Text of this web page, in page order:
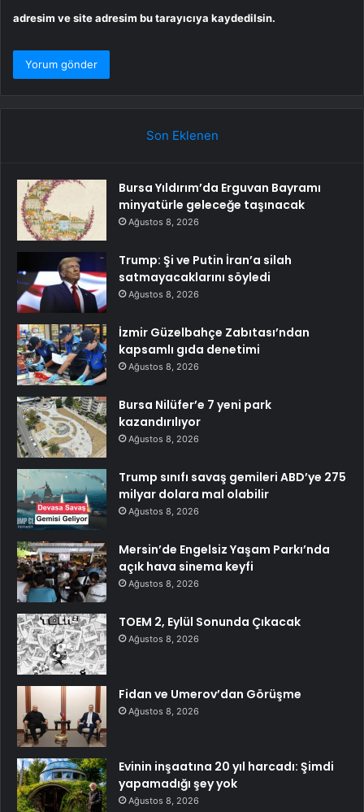
adresim ve site adresim bu tarayıcıya kaydedilsin.
Son Eklenen
Bursa Yıldırım’da Erguvan Bayramı
minyatürle geleceğe taşınacak
Ağustos 8, 2026
Trump: Şi ve Putin İran’a silah
satmayacaklarını söyledi
Ağustos 8, 2026
İzmir Güzelbahçe Zabıtası’ndan
kapsamlı gıda denetimi
Ağustos 8, 2026
Bursa Nilüfer’e 7 yeni park
kazandırılıyor
Ağustos 8, 2026
Trump sınıfı savaş gemileri ABD’ye 275
milyar dolara mal olabilir
Ağustos 8, 2026
Mersin’de Engelsiz Yaşam Parkı’nda
açık hava sinema keyfi
Ağustos 8, 2026
TOEM 2, Eylül Sonunda Çıkacak
Ağustos 8, 2026
Fidan ve Umerov’dan Görüşme
Ağustos 8, 2026
Evinin inşaatına 20 yıl harcadı: Şimdi
yapamadığı şey yok
Ağustos 8, 2026